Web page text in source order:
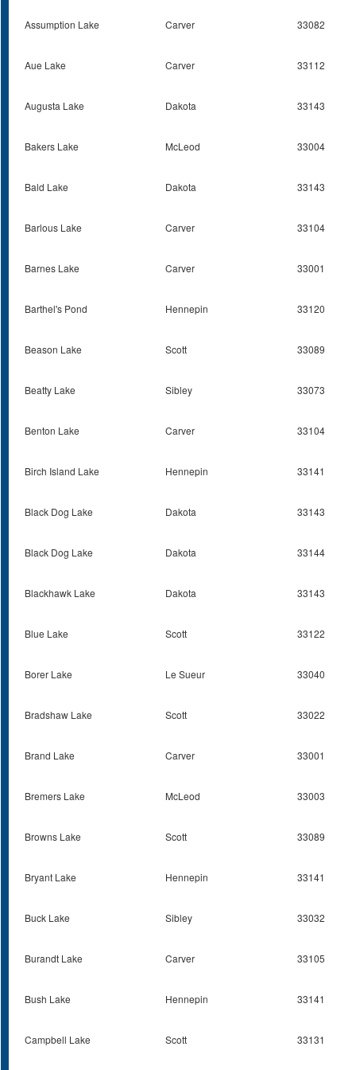
Assumption Lake Carver 33082
Aue Lake Carver 33112
Augusta Lake Dakota 33143
Bakers Lake McLeod 33004
Bald Lake Dakota 33143
Barlous Lake Carver 33104
Barnes Lake Carver 33001
Barthel's Pond Hennepin 33120
Beason Lake Scott 33089
Beatty Lake Sibley 33073
Benton Lake Carver 33104
Birch Island Lake Hennepin 33141
Black Dog Lake Dakota 33143
Black Dog Lake Dakota 33144
Blackhawk Lake Dakota 33143
Blue Lake Scott 33122
Borer Lake Le Sueur 33040
Bradshaw Lake Scott 33022
Brand Lake Carver 33001
Bremers Lake McLeod 33003
Browns Lake Scott 33089
Bryant Lake Hennepin 33141
Buck Lake Sibley 33032
Burandt Lake Carver 33105
Bush Lake Hennepin 33141
Campbell Lake Scott 33131